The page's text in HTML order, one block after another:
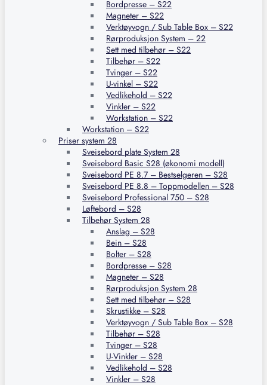
Bordpresse – S22
Magneter – S22
Verktøyvogn / Sub Table Box – S22
Rørproduksjon System – 22
Sett med tilbehør – S22
Tilbehør – S22
Tvinger – S22
U-vinkel – S22
Vedlikehold – S22
Vinkler – S22
Workstation – S22
Workstation – S22
Priser system 28
Sveisebord plate System 28
Sveisebord Basic S28 (økonomi modell)
Sveisebord PE 8.7 – Bestselgeren – S28
Sveisebord PE 8.8 – Toppmodellen – S28
Sveisebord Professional 750 – S28
Løftebord – S28
Tilbehør System 28
Anslag – S28
Bein – S28
Bolter – S28
Bordpresse – S28
Magneter – S28
Rørproduksjon System 28
Sett med tilbehør – S28
Skrustikke – S28
Verktøyvogn / Sub Table Box – S28
Tilbehør – S28
Tvinger – S28
U-Vinkler – S28
Vedlikehold – S28
Vinkler – S28